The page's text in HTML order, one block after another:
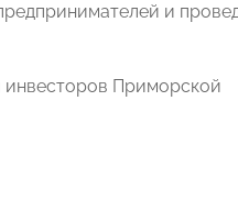
и
инвесторов Приморской